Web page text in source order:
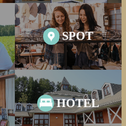
SPOT
HOTEL